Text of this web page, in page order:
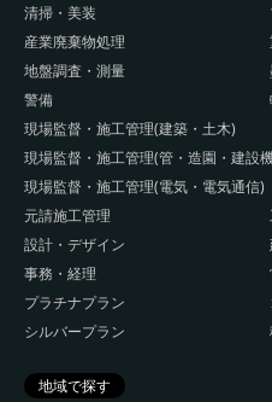
清掃・美装
産業廃棄物処理
地盤調査・測量
警備
現場監督・施工管理(建築・土木)
現場監督・施工管理(管・造園・建設
現場監督・施工管理(電気・電気通信)
元請施工管理
設計・デザイン
事務・経理
プラチナプラン
シルバープラン
地域で探す